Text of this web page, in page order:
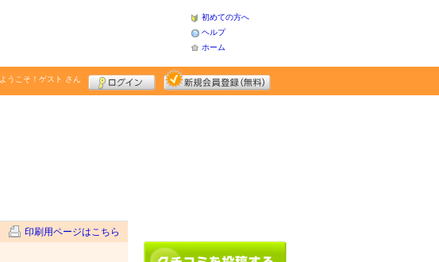
初めての方へ
ヘルプ
ホーム
ようこそ！ ゲスト さん
印刷用ページはこちら